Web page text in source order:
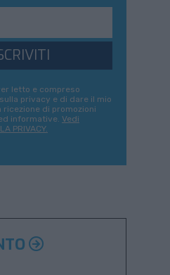
letto e compreso
privacy e di dare il mio
ricezione di promozioni
informative. Vedi
PRIVACY.